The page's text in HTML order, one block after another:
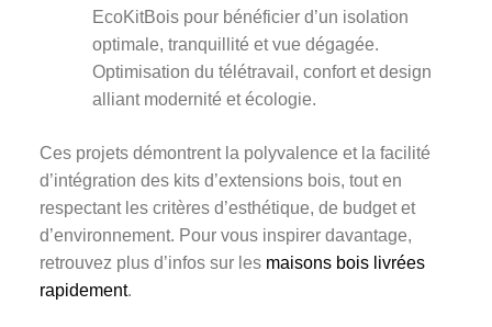
EcoKitBois pour bénéficier d’un isolation
optimale, tranquillité et vue dégagée.
Optimisation du télétravail, confort et design
alliant modernité et écologie.
Ces projets démontrent la polyvalence et la facilité
d’intégration des kits d’extensions bois, tout en
respectant les critères d’esthétique, de budget et
d’environnement. Pour vous inspirer davantage,
retrouvez plus d’infos sur les maisons bois livrées
rapidement.